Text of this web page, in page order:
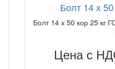
Болт 14 х
Болт 14 х 50 кор 25 кг
Цена с